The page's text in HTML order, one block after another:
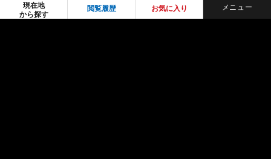
現在地
から探す
閲覧履歴 お気に入り